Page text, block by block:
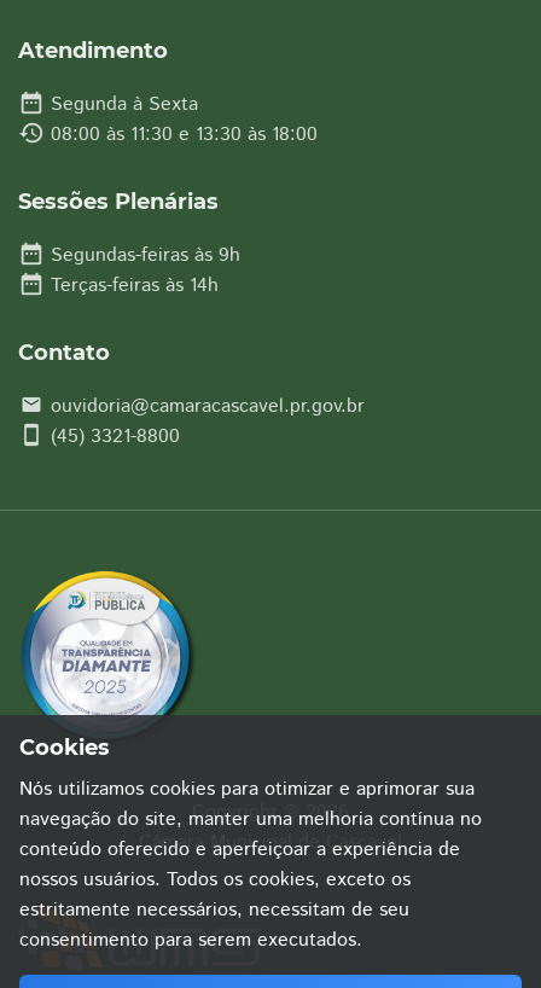
Atendimento
date_range Segunda à Sexta
history 08:00 às 11:30 e 13:30 às 18:00
Sessões Plenárias
date_range Segundas-feiras às 9h
date_range Terças-feiras às 14h
Contato
email ouvidoria@camaracascavel.pr.gov.br
smartphone (45) 3321-8800
Copyright © 2026
Câmara Municipal de Cascavel
Cookies
Nós utilizamos cookies para otimizar e aprimorar sua
navegação do site, manter uma melhoria contínua no
conteúdo oferecido e aperfeiçoar a experiência de
nossos usuários. Todos os cookies, exceto os
estritamente necessários, necessitam de seu
consentimento para serem executados.